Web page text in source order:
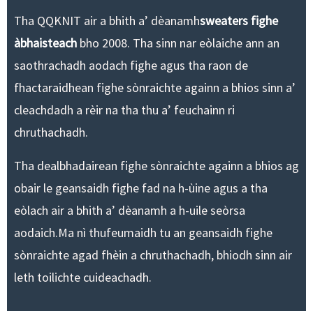
Tha QQKNIT air a bhith a’ dèanamhsweaters fighe
àbhaisteach bho 2008. Tha sinn nar eòlaiche ann an
saothrachadh aodach fighe agus tha raon de
fhactaraidhean fighe sònraichte againn a bhios sinn a’
cleachdadh a rèir na tha thu a’ feuchainn ri
chruthachadh.
Tha dealbhadairean fighe sònraichte againn a bhios ag
obair le geansaidh fighe fad na h-ùine agus a tha
eòlach air a bhith a’ dèanamh a h-uile seòrsa
aodaich.Ma nì thufeumaidh tu an geansaidh fighe
sònraichte agad fhèin a chruthachadh, bhiodh sinn air
leth toilichte cuideachadh.